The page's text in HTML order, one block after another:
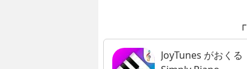
JoyTunes がおくる